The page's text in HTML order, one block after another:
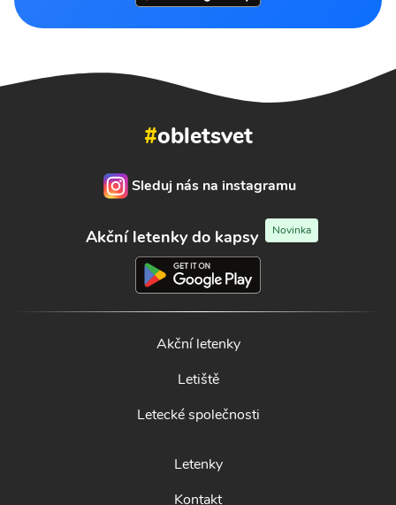
#obletsvet
Sleduj nás na instagramu
Akční letenky do kapsy Novinka
Akční letenky
Letiště
Letecké společnosti
Letenky
Kontakt